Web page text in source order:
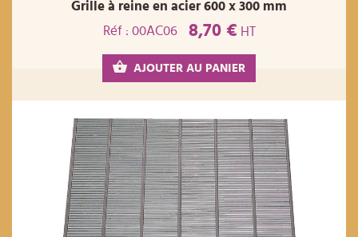
Grille à reine en acier 600 x 300 mm
Réf : 00AC06
8,70 € HT
AJOUTER AU PANIER